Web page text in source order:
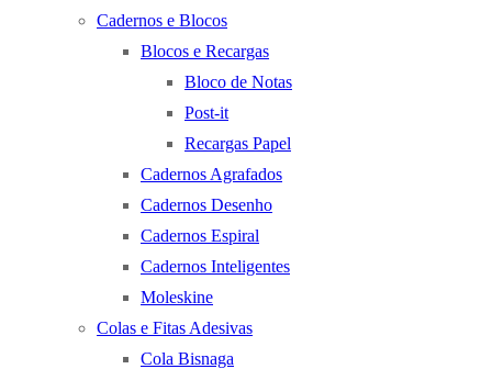
Cadernos e Blocos
Blocos e Recargas
Bloco de Notas
Post-it
Recargas Papel
Cadernos Agrafados
Cadernos Desenho
Cadernos Espiral
Cadernos Inteligentes
Moleskine
Colas e Fitas Adesivas
Cola Bisnaga